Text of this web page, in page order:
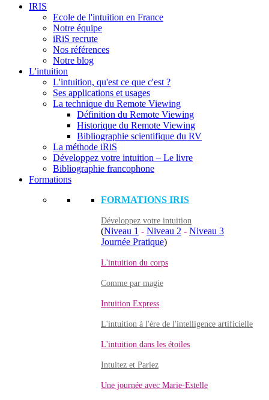
IRIS
Ecole de l'intuition en France
Notre équipe
iRiS recrute
Nos références
Notre blog
L'intuition
L'intuition, qu'est ce que c'est ?
Ses applications et usages
La technique du Remote Viewing
Définition du Remote Viewing
Historique du Remote Viewing
Bibliographie scientifique du RV
La méthode iRiS
Développez votre intuition – Le livre
Bibliographie francophone
Formations
FORMATIONS IRIS
Développez votre intuition
(Niveau 1 - Niveau 2 - Niveau 3
Journée Pratique)
L'intuition du corps
Comme par magie
Intuition Express
L'intuition à l'ère de l'intelligence artificielle
L'intuition dans les étoiles
Intuitez et Pariez
Une journée avec Marie-Estelle